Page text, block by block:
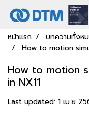
หน้าแรก บทความทั้งห
How to motion
How to motion
in NX11
Last updated: 1 เม.ย